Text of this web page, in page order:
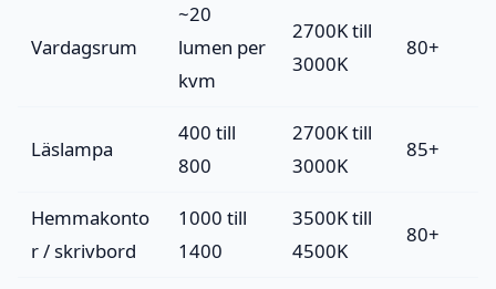
Vardagsrum
~20
lumen per
kvm
2700K till
3000K
80+
Läslampa
400 till
800
2700K till
3000K
85+
Hemmakonto
r / skrivbord
1000 till
1400
3500K till
4500K
80+